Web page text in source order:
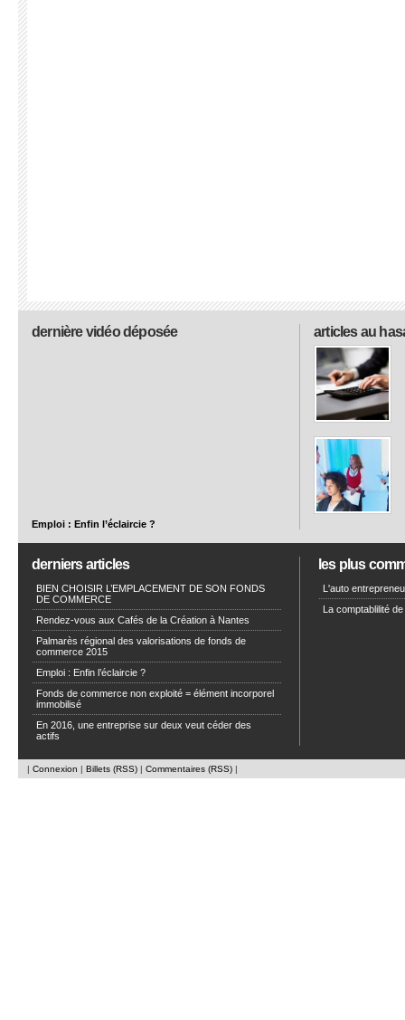
articles au
dernière vidéo déposée
Emploi : Enfin l’éclaircie ?
derniers articles
BIEN CHOISIR L’EMPLACEMENT DE SON FONDS
DE COMMERCE
Rendez-vous aux Cafés de la Création à Nantes
Palmarès régional des valorisations de fonds de
commerce 2015
Emploi : Enfin l’éclaircie ?
Fonds de commerce non exploité = élément incorporel
immobilisé
En 2016, une entreprise sur deux veut céder des
actifs
les plus
L'auto
La comptablilité
| Connexion | Billets (RSS) | Commentaires (RSS) |